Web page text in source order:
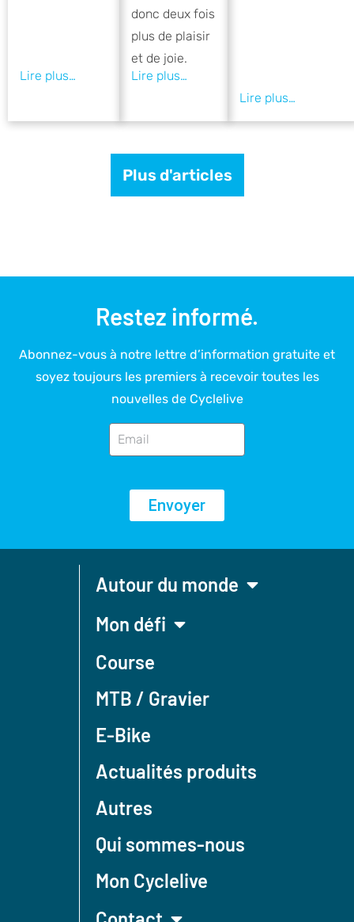
donc deux fois
plus de plaisir
et de joie.
Plus d'articles
Restez informé.
Abonnez-vous à notre lettre d’information gratuite et
soyez toujours les premiers à recevoir toutes les
nouvelles de Cyclelive
Envoyer
Autour du monde
Mon défi
Course
MTB / Gravier
E-Bike
Actualités produits
Autres
Qui sommes-nous
Mon Cyclelive